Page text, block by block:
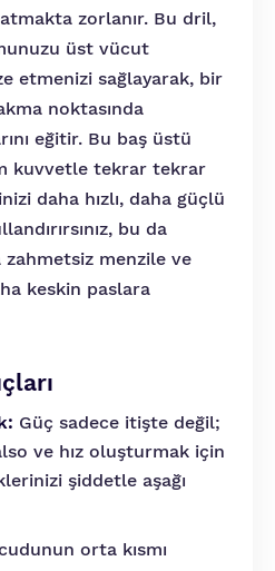
zorlanır. Bu dril,
üst vücut
etmenizi sağlayarak, bir
noktasında
eğitir. Bu baş üstü
kuvvetle tekrar tekrar
daha hızlı, daha güçlü
bu da
menzile ve
keskin paslara
Güç sadece itişte değil;
ve hız oluşturmak için
şiddetle aşağı
orta kısmı